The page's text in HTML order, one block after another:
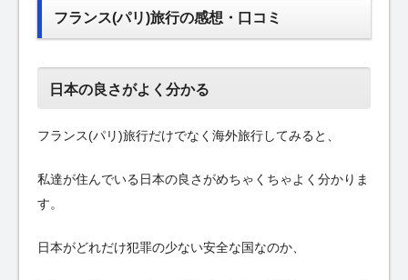
フランス(パリ)旅行の感想・口コミ
日本の良さがよく分かる
フランス(パリ)旅行だけでなく海外旅行してみると、
私達が住んでいる日本の良さがめちゃくちゃよく分かりま
す。
日本がどれだけ犯罪の少ない安全な国なのか、